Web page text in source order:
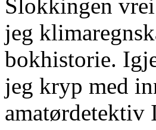
Slokkingen
jeg
bokhistorie.
jeg kryp med
amatørdetektiv